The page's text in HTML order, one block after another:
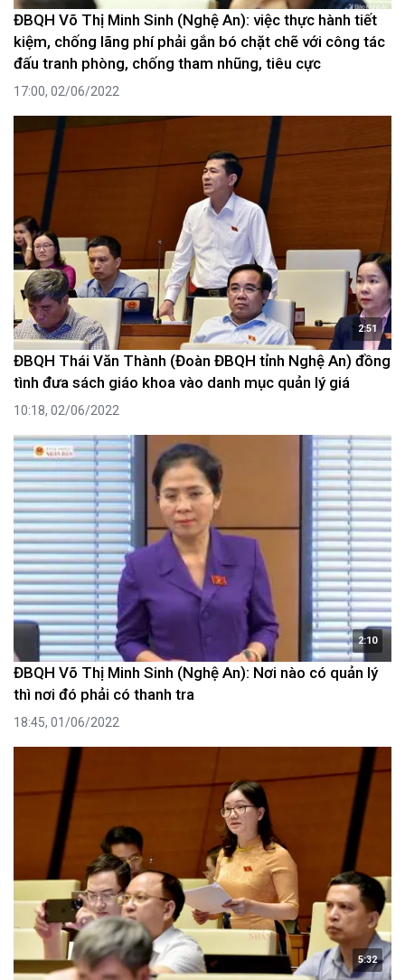
ĐBQH Võ Thị Minh Sinh (Nghệ An): việc thực hành tiết
kiệm, chống lãng phí phải gắn bó chặt chẽ với công tác
đấu tranh phòng, chống tham nhũng, tiêu cực
17:00, 02/06/2022
2:51
ĐBQH Thái Văn Thành (Đoàn ĐBQH tỉnh Nghệ An) đồng
tình đưa sách giáo khoa vào danh mục quản lý giá
10:18, 02/06/2022
2:10
ĐBQH Võ Thị Minh Sinh (Nghệ An): Nơi nào có quản lý
thì nơi đó phải có thanh tra
18:45, 01/06/2022
5:32